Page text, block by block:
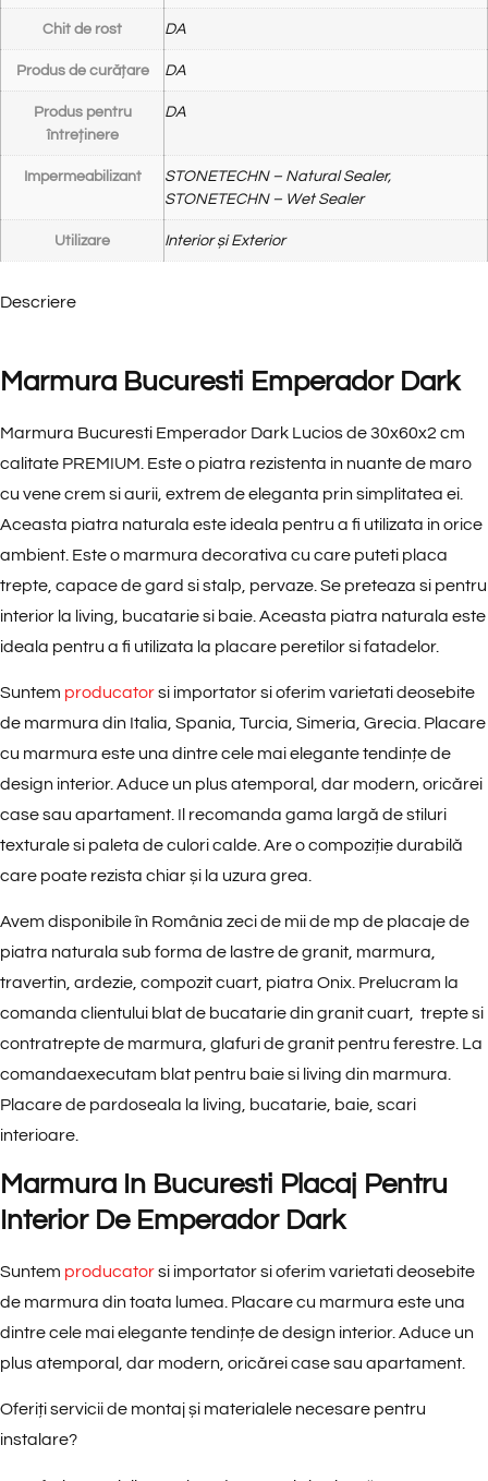
Chit de rost DA
Produs de curățare DA
Produs pentru
întreținere
DA
Impermeabilizant
STONETECHN – Natural Sealer,
STONETECHN – Wet Sealer
Utilizare Interior și Exterior
Descriere
Marmura Bucuresti Emperador Dark
Marmura Bucuresti Emperador Dark Lucios de 30x60x2 cm
calitate PREMIUM . Este o piatra rezistenta in nuante de maro
cu vene crem si aurii, extrem de eleganta prin simplitatea ei.
Aceasta piatra naturala este ideala pentru a fi utilizata in orice
ambient. Este o marmura decorativa cu care puteti placa
trepte, capace de gard si stalp, pervaze. Se preteaza si pentru
interior la living, bucatarie si baie. Aceasta piatra naturala este
ideala pentru a fi utilizata la placare peretilor si fatadelor.
Suntem producatorsi importator si oferim varietati deosebite
de marmura din Italia, Spania, Turcia, Simeria, Grecia. Placare
cu marmura este una dintre cele mai elegante tendințe de
design interior. Aduce un plus atemporal, dar modern, oricărei
case sau apartament. Il recomanda gama largă de stiluri
texturale si paleta de culori calde. Are o compoziție durabilă
care poate rezista chiar și la uzura grea.
Avem disponibile în România zeci de mii de mp de placaje de
piatra naturala sub forma de lastre de granit, marmura,
travertin, ardezie, compozit cuart, piatra Onix. Prelucram la
comanda clientului blat de bucatarie din granit cuart, trepte si
contratrepte de marmura, glafuri de granit pentru ferestre. La
comandaexecutam blat pentru baie si living din marmura.
Placare de pardoseala la living, bucatarie, baie, scari
interioare.
Marmura In Bucuresti Placaj Pentru
Interior De Emperador Dark
Suntem producatorsi importator si oferim varietati deosebite
de marmura din toata lumea. Placare cu marmura este una
dintre cele mai elegante tendințe de design interior. Aduce un
plus atemporal, dar modern, oricărei case sau apartament.
Oferiți servicii de montaj și materialele necesare pentru
instalare?